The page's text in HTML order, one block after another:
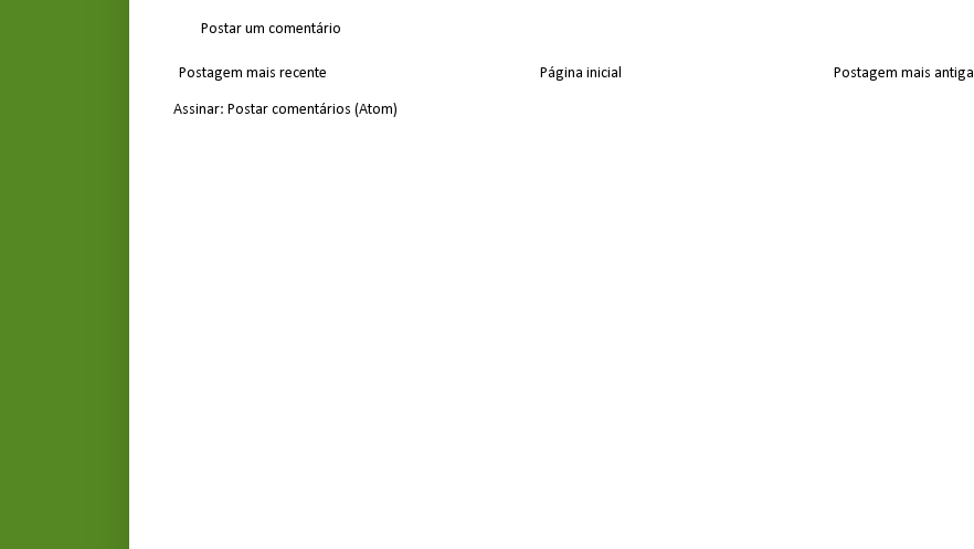
Postar um comentário
Postagem mais recente Postagem mais antiga
Página inicial
Assinar: Postar comentários (Atom)